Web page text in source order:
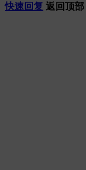
快速回复 返回顶部